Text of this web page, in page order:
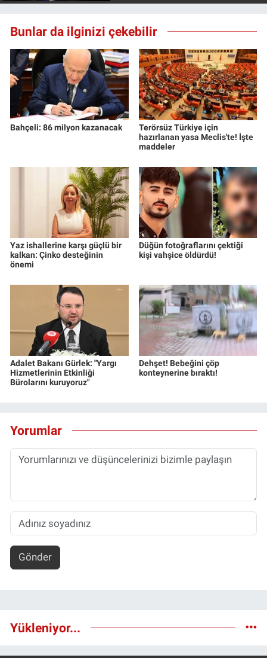
Bunlar da ilginizi çekebilir
Bahçeli: 86 milyon kazanacak
Terörsüz Türkiye için
hazırlanan yasa Meclis'te! İşte
maddeler
Yaz ishallerine karşı güçlü bir
kalkan: Çinko desteğinin
önemi
Düğün fotoğraflarını çektiği
kişi vahşice öldürdü!
Adalet Bakanı Gürlek: "Yargı
Hizmetlerinin Etkinliği
Bürolarını kuruyoruz"
Dehşet! Bebeğini çöp
konteynerine bıraktı!
Yorumlar
Gönder
Yükleniyor...